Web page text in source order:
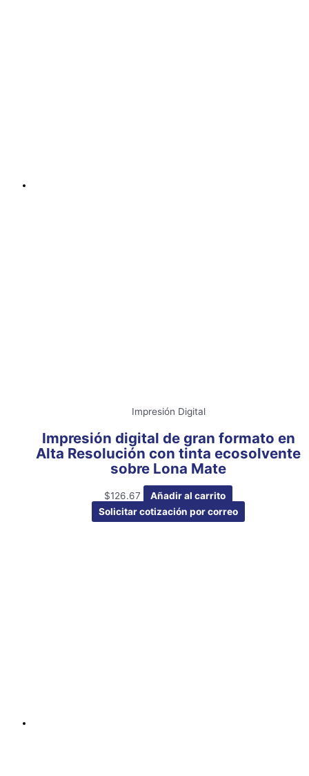
Impresión Digital
Impresión digital de gran formato en
Alta Resolución con tinta ecosolvente
sobre Lona Mate
$126.67
Añadir al carrito
Solicitar cotización por correo